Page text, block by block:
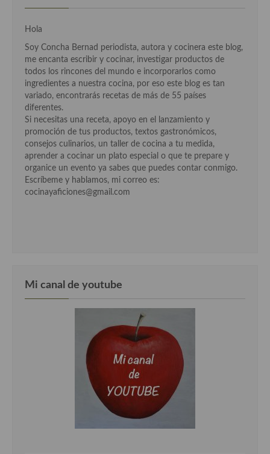
Cocina Luxemburgo
Cocina Polaca
Cocina portuguesa
Cocina Rusa
Cocina Sueca
Cocina Suiza
Cocina Turca
Hola
Soy Concha Bernad periodista, autora y cocinera este blog,
me encanta escribir y cocinar, investigar productos de
todos los rincones del mundo e incorporarlos como
ingredientes a nuestra cocina, por eso este blog es tan
variado, encontrarás recetas de más de 55 países
diferentes.
Si necesitas una receta, apoyo en el lanzamiento y
promoción de tus productos, textos gastronómicos,
consejos culinarios, un taller de cocina a tu medida,
aprender a cocinar un plato especial o que te prepare y
organice un evento ya sabes que puedes contar conmigo.
Escríbeme y hablamos, mi correo es:
cocinayaficiones@gmail.com
Mi canal de youtube